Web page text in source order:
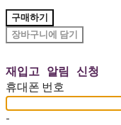
구매하기
장바구니에 담기
재입고 알림 신청
휴대폰 번호
-